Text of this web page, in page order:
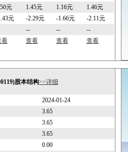
元 1.45元 1.16元
1.46元
元 -2.29元 -1.66元
-2.11元
-- --
--
看 查看 查看
查看
股本结构>>详细
2024-01-24
3.65
3.65
3.65
0.00